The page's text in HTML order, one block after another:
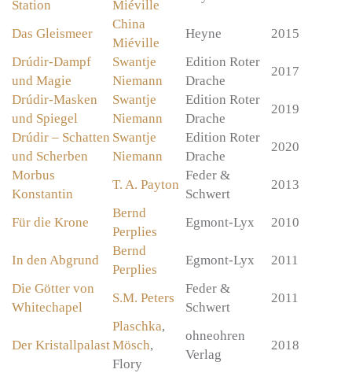
Station
Miéville
Das Gleismeer
China
Miéville
Heyne
2015
Drúdir-Dampf
und Magie
Swantje
Niemann
Edition Roter
Drache
2017
Drúdir-Masken
und Spiegel
Swantje
Niemann
Edition Roter
Drache
2019
Drúdir – Schatten
und Scherben
Swantje
Niemann
Edition Roter
Drache
2020
Morbus
Konstantin
T. A. Payton
Feder &
Schwert
2013
Für die Krone
Bernd
Perplies
Egmont-Lyx 2010
In den Abgrund
Bernd
Perplies
Egmont-Lyx
2011
Die Götter von
Whitechapel
S.M. Peters
Feder &
Schwert
2011
Der Kristallpalast
Plaschka,
Mösch,
Flory
ohneohren
Verlag
2018